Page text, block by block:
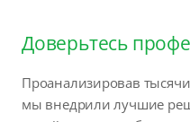
Доверьтесь
Проанализировав
мы внедрили лучшие